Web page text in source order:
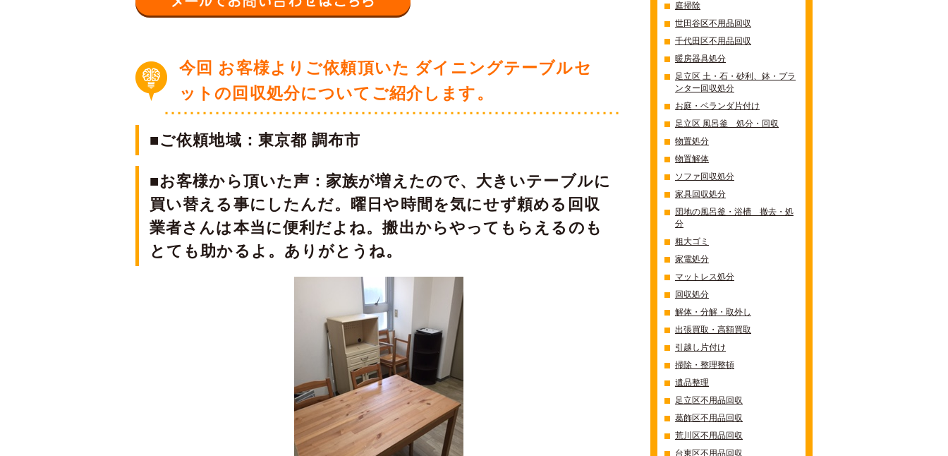
今回 お客様よりご依頼頂いた ダイニングテーブルセ
ットの回収処分についてご紹介します。
■ご依頼地域：東京都 調布市
■お客様から頂いた声：家族が増えたので、大きいテーブルに
買い替える事にしたんだ。曜日や時間を気にせず頼める回収
業者さんは本当に便利だよね。搬出からやってもらえるのも
とても助かるよ。ありがとうね。
庭掃除
世田谷区不用品回収
千代田区不用品回収
暖房器具処分
足立区 土・石・砂利、鉢・プラ
ンター回収処分
お庭・ベランダ片付け
足立区 風呂釜 処分・回収
物置処分
物置解体
ソファ回収処分
家具回収処分
団地の風呂釜・浴槽 撤去・処
分
粗大ゴミ
家電処分
マットレス処分
回収処分
解体・分解・取外し
出張買取・高額買取
引越し片付け
掃除・整理整頓
遺品整理
足立区不用品回収
葛飾区不用品回収
荒川区不用品回収
台東区不用品回収